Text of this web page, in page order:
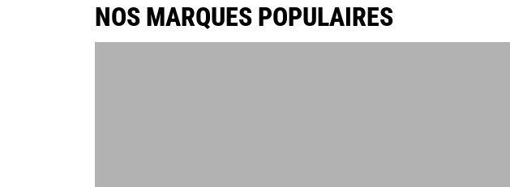
NOS MARQUES POPULAIRES